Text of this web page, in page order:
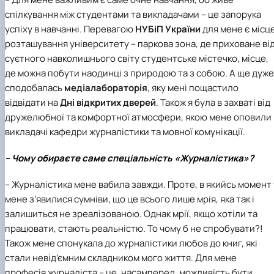
спілкування між студентами та викладачами – це запорука
успіху в навчанні. ПеревагоюНУБіП Українидля мене є
розташування університету – паркова зона, де приховане
суєтного навколишнього світу студентське містечко, місце,
де можна побути наодинці з природою та з собою. А ще дуже
сподобаласьмедіалабораторія, яку мені пощастило
відвідати наДні відкритих дверей. Також я була в захваті від
дружелюбної та комфортної атмосфери, якою мене оповили
викладачі кафедри журналістики та мовної комунікації.
– Чому обираєте саме спеціальність «Журналістика»?
– Журналістика мене вабила завжди. Проте, в якийсь момент
мене з’явилися сумніви, що це всього лише мрія, яка так і
залишиться не зреалізованою. Однак мрії, якщо хотіли та
працювати, стають реальністю. То чому б не спробувати?!
Також мене спонукала до журналістики любов до книг, які
стали невід’ємним складником мого життя.Для мене